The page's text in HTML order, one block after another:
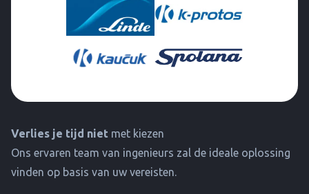
Verlies je tijd niet met kiezen
Ons ervaren team van ingenieurs zal de ideale oplossing
vinden op basis van uw vereisten.